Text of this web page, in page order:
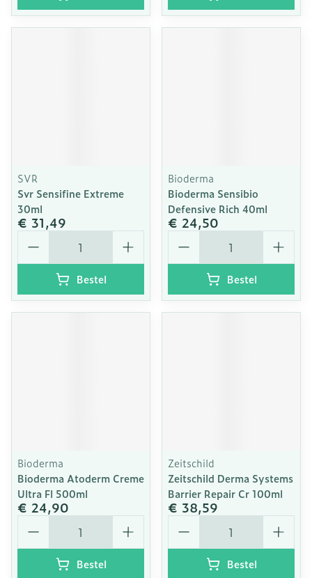
SVR
Svr Sensifine Extreme
30ml
€ 31,49
Aantal
Bestel
Bioderma
Bioderma Sensibio
Defensive Rich 40ml
€ 24,50
Aantal
Bestel
Bioderma
Bioderma Atoderm Creme
Ultra Fl 500ml
€ 24,90
Aantal
Bestel
Zeitschild
Zeitschild Derma Systems
Barrier Repair Cr 100ml
€ 38,59
Aantal
Bestel